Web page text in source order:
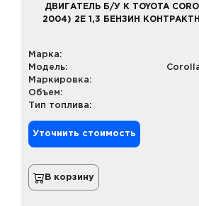
ДВИГАТЕЛЬ Б/У К TOYOTA
2004) 2E 1,3 БЕНЗИН
Марка:
Модель:
Маркировка:
Объем:
Тип топлива:
Уточнить стоимость
В корзину